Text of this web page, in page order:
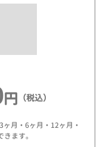
円 （税込）
月・6ヶ月・12ヶ月・
ます。